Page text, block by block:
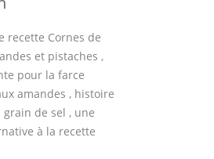
recette Cornes de
et pistaches ,
pour la farce
amandes , histoire
de sel , une
à la recette